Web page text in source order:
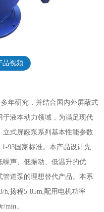
品视频
年研究，并结合国内外屏蔽式
液本动力领域，为满足现代
式屏蔽泵系列基本性能参数
93国家标准。本产品设计先
声、低振动、低温升的优
管道泵的理想替代产品。本系
h,扬程5-85m,配用电机功率
min。